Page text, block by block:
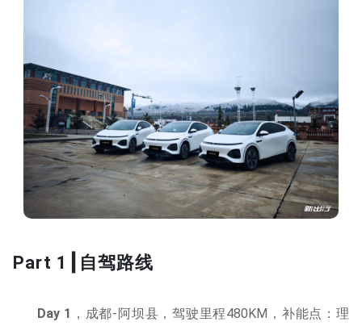
Part 1┃自驾路线
Day 1 ，成都-阿坝县，驾驶里程480KM，补能点：理